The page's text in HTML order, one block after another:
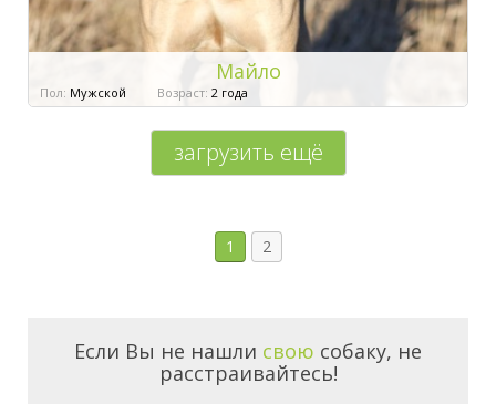
Майло
Пол: Мужской Возраст: 2 года
загрузить ещё
1 2
Если Вы не нашли свою собаку, не
расстраивайтесь!